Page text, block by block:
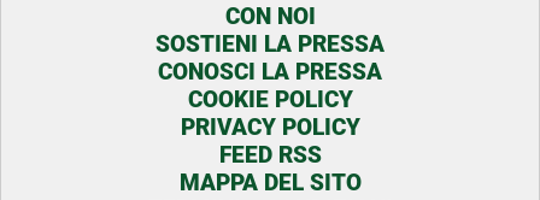
CON NOI
SOSTIENI LA PRESSA
CONOSCI LA PRESSA
COOKIE POLICY
PRIVACY POLICY
FEED RSS
MAPPA DEL SITO